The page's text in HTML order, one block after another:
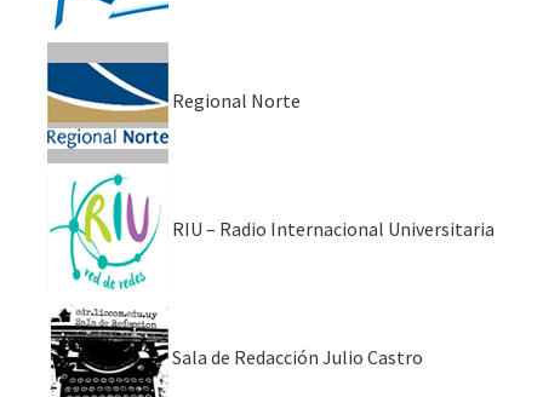
Regional Norte
RIU – Radio Internacional Universitaria
Sala de Redacción Julio Castro